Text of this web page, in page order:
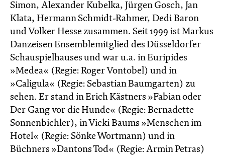
Simon, Alexander Kubelka, Jürgen Gosch, Jan
Klata, Hermann Schmidt-Rahmer, Dedi Baron
und Volker Hesse zusammen. Seit 1999 ist Markus
Danzeisen Ensemblemitglied des Düsseldorfer
Schauspielhauses und war u.a. in Euripides
»Medea« (Regie: Roger Vontobel) und in
»Caligula« (Regie: Sebastian Baumgarten) zu
sehen. Er stand in Erich Kästners »Fabian oder
Der Gang vor die Hunde« (Regie: Bernadette
Sonnenbichler), in Vicki Baums »Menschen im
Hotel« (Regie: Sönke Wortmann) und in
Büchners »Dantons Tod« (Regie: Armin Petras)